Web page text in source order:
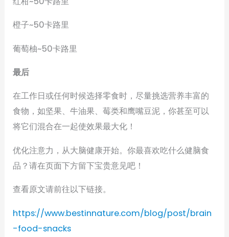
橙子~50卡路里
葡萄柚~50卡路里
最后
在工作日或任何时候选择零食时，尽量挑选营养丰富的
食物，如坚果、牛油果、莓类和鹰嘴豆泥，你甚至可以
将它们混合在一起使效果最大化！
优化注意力，从大脑健康开始。你最喜欢吃什么健脑食
品？请在页面下方留下宝贵意见吧！
查看原文请前往以下链接。
https://www.bestinnature.com/blog/post/brain
-food-snacks